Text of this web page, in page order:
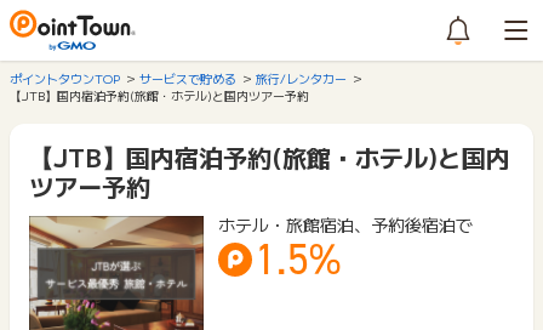
ポイントタウンTOP サービスで貯める
旅行/レンタカー
【JTB】国内宿泊予約(旅館・ホテル)と国内ツアー予約
【JTB】国内宿泊予約(旅館・ホテル)と国内
ツアー予約
ホテル・旅館宿泊、予約後宿泊で
1.5%